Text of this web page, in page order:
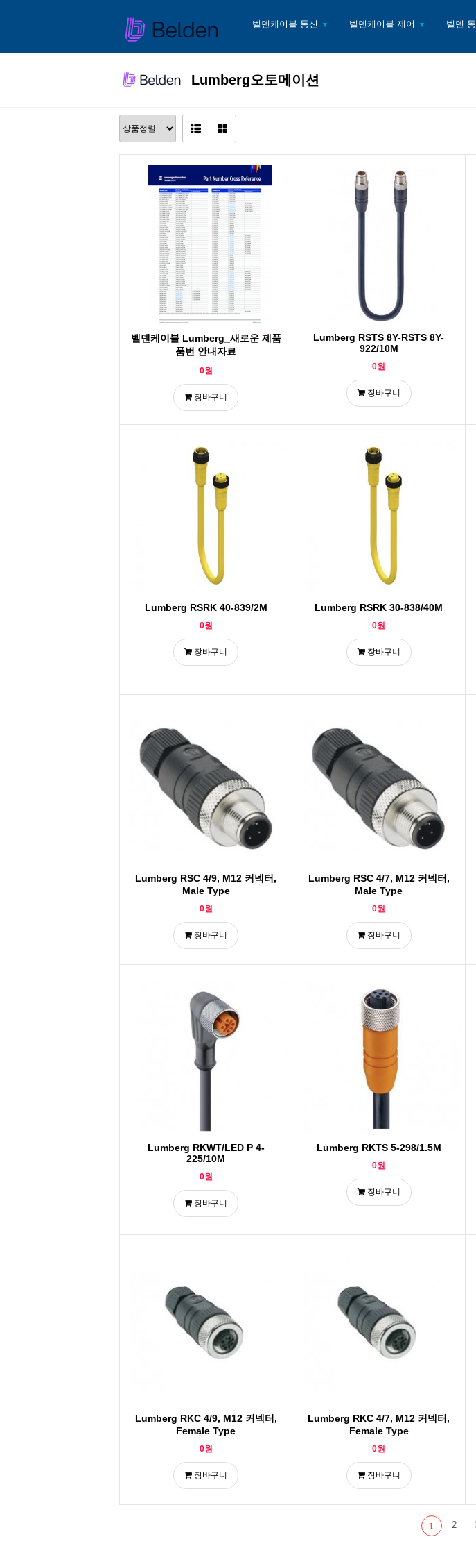
벨덴케이블 통신 ▼ 벨덴케이블 제어 ▼ 벨덴
Lumberg오토메이션
벨덴케이블 Lumberg_새로운 제품
품번 안내자료
0원
장바구니
Lumberg RSTS 8Y-RSTS 8Y-
922/10M
0원
장바구니
Lumberg RSRK 40-839/2M
0원
장바구니
Lumberg RSRK 30-838/40M
0원
장바구니
Lumberg RSC 4/9, M12 커넥터,
Male Type
0원
장바구니
Lumberg RSC 4/7, M12 커넥터,
Male Type
0원
장바구니
Lumberg RKWT/LED P 4-
225/10M
0원
장바구니
Lumberg RKTS 5-298/1.5M
0원
장바구니
Lumberg RKC 4/9, M12 커넥터,
Female Type
0원
장바구니
Lumberg RKC 4/7, M12 커넥터,
Female Type
0원
장바구니
1 2